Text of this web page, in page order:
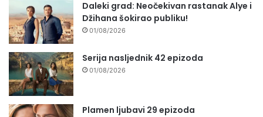
Daleki grad: Neočekivan rastanak Alye i
Džihana šokirao publiku!
01/08/2026
Serija nasljednik 42 epizoda
01/08/2026
Plamen ljubavi 29 epizoda